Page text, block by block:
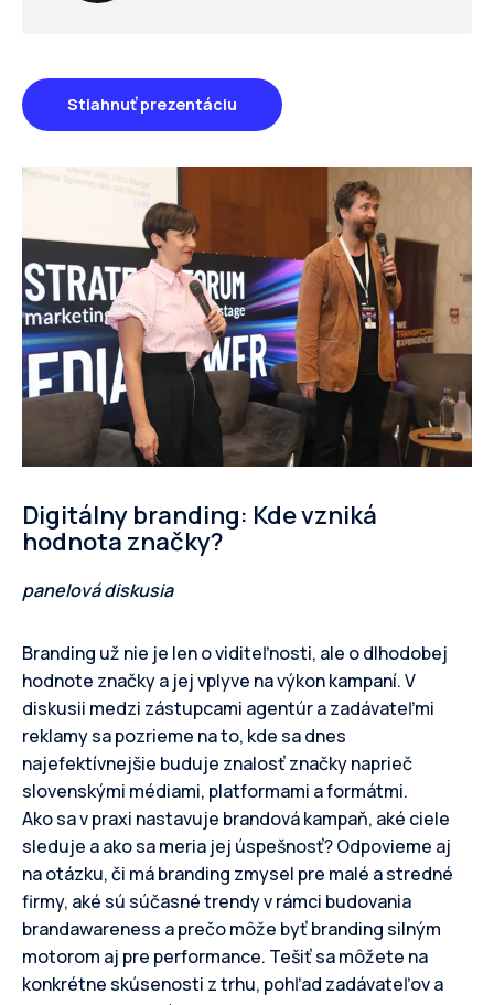
Stiahnuť prezentáciu
Digitálny branding: Kde vzniká
hodnota značky?
panelová diskusia
Branding už nie je len o viditeľnosti, ale o dlhodobej
hodnote značky a jej vplyve na výkon kampaní. V
diskusii medzi zástupcami agentúr a zadávateľmi
reklamy sa pozrieme na to, kde sa dnes
najefektívnejšie buduje znalosť značky naprieč
slovenskými médiami, platformami a formátmi.
Ako sa v praxi nastavuje brandová kampaň, aké ciele
sleduje a ako sa meria jej úspešnosť? Odpovieme aj
na otázku, či má branding zmysel pre malé a stredné
firmy, aké sú súčasné trendy v rámci budovania
brandawareness a prečo môže byť branding silným
motorom aj pre performance. Tešiť sa môžete na
konkrétne skúsenosti z trhu, pohľad zadávateľov a